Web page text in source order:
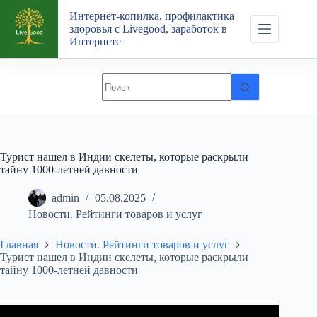
Перейти
сути
Интернет-копилка, профилактика
здоровья с Livegood, заработок в
Интернете
Турист нашел в Индии скелеты, которые раскрыли
тайну 1000-летней давности
admin
05.08.2025
Новости. Рейтинги товаров и услуг
Главная
Новости. Рейтинги товаров и услуг
Турист нашел в Индии скелеты, которые раскрыли
тайну 1000-летней давности